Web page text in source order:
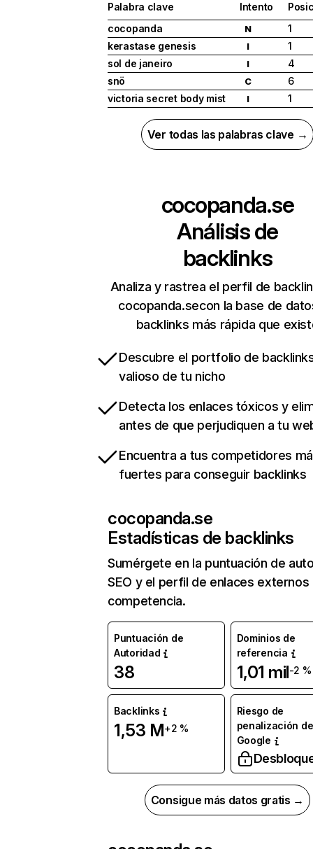
Palabra clave Intento
cocopanda
N
1
kerastase genesis
I
1
sol de janeiro
I
4
snö
C
6
victoria secret body mist
I 1
Ver todas las palabras clave →
cocopanda.se
Análisis de
backlinks
Analiza y rastrea el perfil de
cocopanda.secon la base de
backlinks más rápida que
Descubre el portfolio de
valioso de tu nicho
Detecta los enlaces tóxicos y
antes de que perjudiquen a tu
Encuentra a tus competidores
fuertes para conseguir backlinks
cocopanda.se
Estadísticas de backlinks
Sumérgete en la puntuación de
SEO y el perfil de enlaces externos
competencia.
Puntuación de
Autoridad
38
Dominios de
referencia
1,01 mil-2 %
Backlinks
1,53 M+2 %
Riesgo de
penalización de
Google
Consigue más datos gratis →